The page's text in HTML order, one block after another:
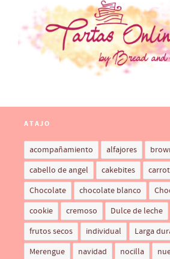
ATAJO
acompañamiento alfajores
cabello de angel
cakebites
Chocolate
chocolate blanco
cookie
cremoso Dulce de leche
frutos secos
individual Larga
Merengue
navidad nocilla